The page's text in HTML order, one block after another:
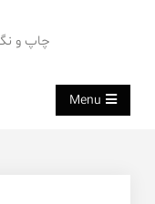
چاپ و
Menu